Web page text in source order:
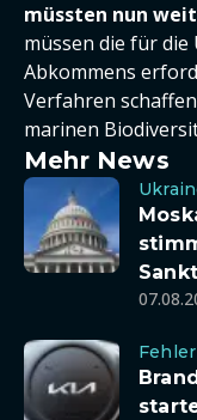
müssten nun
müssen die für
Abkommens
Verfahren
marinen
Mehr News